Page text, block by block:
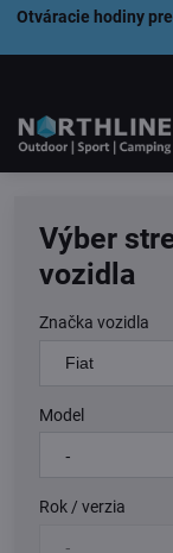
Otváracie hodiny
Výber
vozidla
Značka vozidla
Model
Rok / verzia